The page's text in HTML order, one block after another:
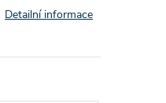
Detailní informace